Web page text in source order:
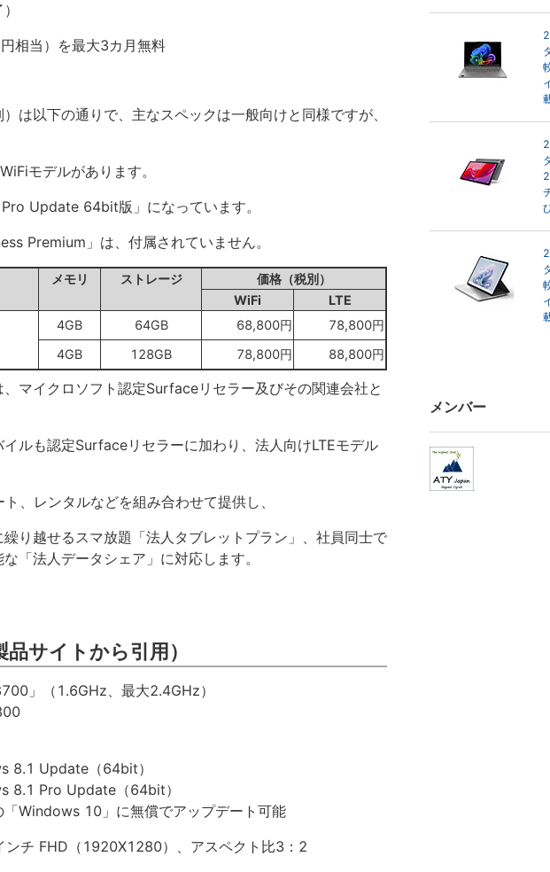
相当）を最大3カ月無料
は以下の通りで、主なスペックは一般向けと同様ですが、
モデルがあります。
Update 64bit版」になっています。
Premium」は、付属されていません。
メモリ ストレージ
価格（税別）
WiFi
LTE
4GB 64GB 68,800円
78,800円
4GB
128GB 78,800円 88,800円
マイクロソフト認定Surfaceリセラー及びその関連会社と
ルも認定Surfaceリセラーに加わり、法人向けLTEモデル
、レンタルなどを組み合わせて提供し、
繰り越せるスマ放題「法人タブレットプラン」、社員同士で
「法人データシェア」に対応します。
サイトから引用）
」（1.6GHz、最大2.4GHz）
8.1 Update（64bit）
8.1 Pro Update（64bit）
「Windows 10」に無償でアップデート可能
ンチ FHD（1920X1280）、アスペクト比3：2
メンバー